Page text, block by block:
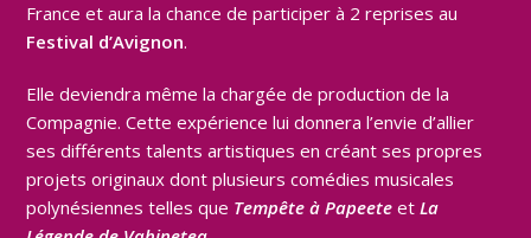
France et aura la chance de participer à 2 reprises au
Festival d’Avignon.
Elle deviendra même la chargée de production de la
Compagnie. Cette expérience lui donnera l’envie d’allier
ses différents talents artistiques en créant ses propres
projets originaux dont plusieurs comédies musicales
polynésiennes telles que Tempête à Papeete etLa